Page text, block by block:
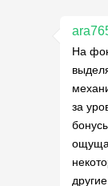
На
за